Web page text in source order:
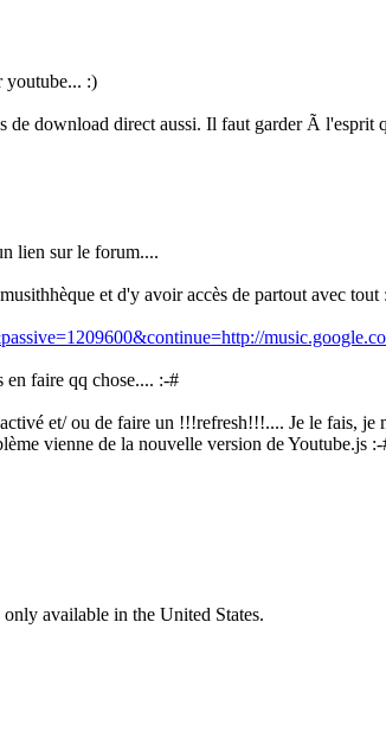
youtube... :)
download direct aussi. Il faut garder Ã
lien sur le forum....
et d'y avoir accès de partout avec tout
en faire qq chose.... :-#
et/ ou de faire un !!!refresh!!!.... Je le fais,
vienne de la nouvelle version de Youtube.js :-
available in the United States.